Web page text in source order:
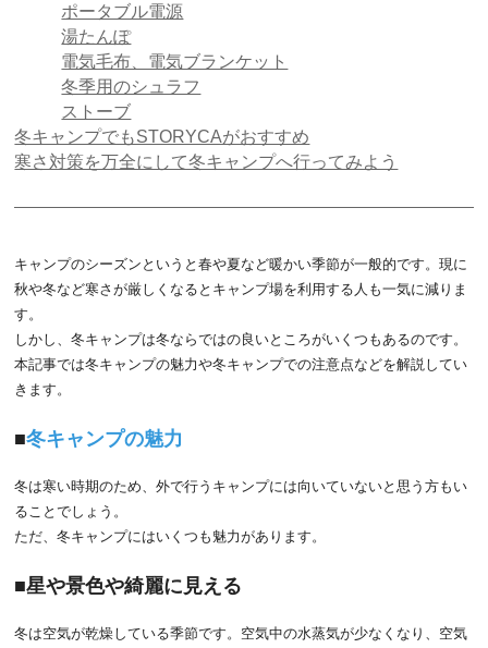
ポータブル電源
湯たんぽ
電気毛布、電気ブランケット
冬季用のシュラフ
ストーブ
冬キャンプでもSTORYCAがおすすめ
寒さ対策を万全にして冬キャンプへ行ってみよう
キャンプのシーズンというと春や夏など暖かい季節が一般的です。現に
秋や冬など寒さが厳しくなるとキャンプ場を利用する人も一気に減りま
す。
しかし、冬キャンプは冬ならではの良いところがいくつもあるのです。
本記事では冬キャンプの魅力や冬キャンプでの注意点などを解説してい
きます。
冬キャンプの魅力
冬は寒い時期のため、外で行うキャンプには向いていないと思う方もい
ることでしょう。
ただ、冬キャンプにはいくつも魅力があります。
星や景色や綺麗に見える
冬は空気が乾燥している季節です。空気中の水蒸気が少なくなり、空気